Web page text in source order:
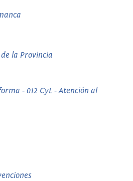
la Provincia
- 012 CyL - Atención al